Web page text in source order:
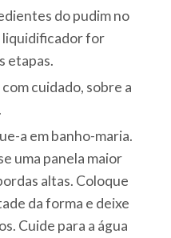
do pudim no
liquidificador for
etapas.
cuidado, sobre a
a em banho-maria.
uma panela maior
altas. Coloque
da forma e deixe
Cuide para a água